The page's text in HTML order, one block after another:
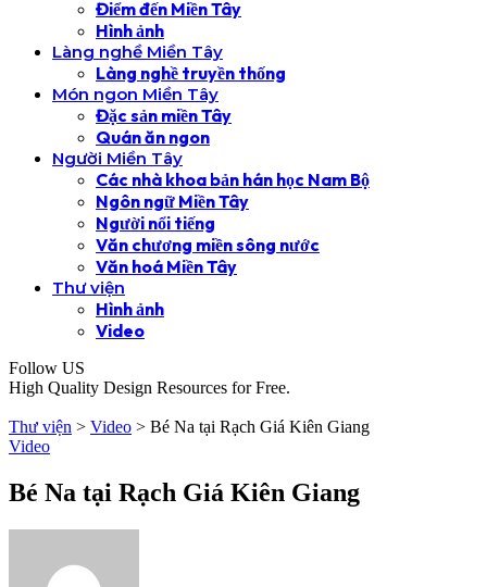
Điểm đến Miền Tây
Hình ảnh
Làng nghề Miền Tây
Làng nghề truyền thống
Món ngon Miền Tây
Đặc sản miền Tây
Quán ăn ngon
Người Miền Tây
Các nhà khoa bản hán học Nam Bộ
Ngôn ngữ Miền Tây
Người nổi tiếng
Văn chương miền sông nước
Văn hoá Miền Tây
Thư viện
Hình ảnh
Video
Follow US
High Quality Design Resources for Free.
Thư viện > Video > Bé Na tại Rạch Giá Kiên Giang
Video
Bé Na tại Rạch Giá Kiên Giang